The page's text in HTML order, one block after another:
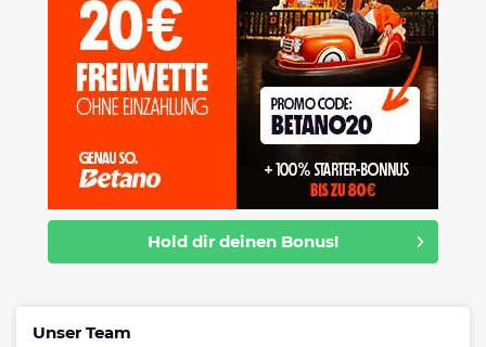
Hold dir deinen Bonus!
Unser Team